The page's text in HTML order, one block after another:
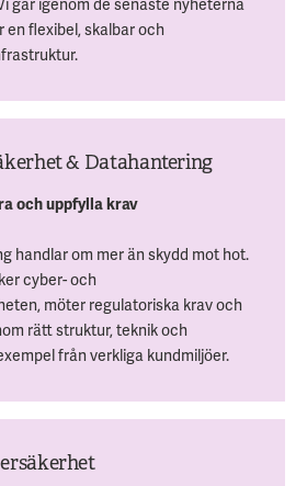
går igenom de senaste nyheterna
en flexibel, skalbar och
& Datahantering
och uppfylla krav
handlar om mer än skydd mot hot.
cyber- och
möter regulatoriska krav och
rätt struktur, teknik och
från verkliga kundmiljöer.